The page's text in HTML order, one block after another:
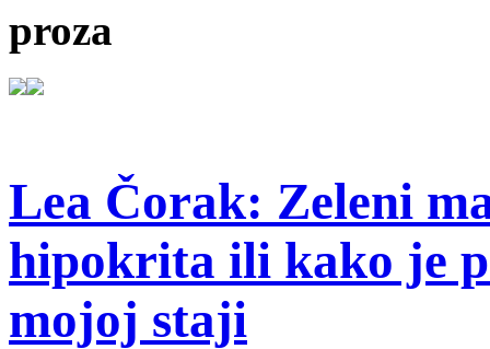
proza
Lea Čorak: Zeleni
hipokrita ili kako je
mojoj staji